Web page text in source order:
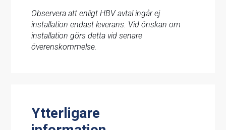
Observera att enligt HBV avtal ingår ej
installation endast leverans. Vid önskan om
installation görs detta vid senare
överenskommelse.
Ytterligare